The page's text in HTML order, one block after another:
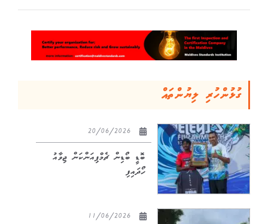
ގުޅުންހުރި ލިޔުންތައް
ބޮޑީ ބޯޑިން ޗެމްޕިއަންކަން ޖިވާއު
ހޯދައިފި